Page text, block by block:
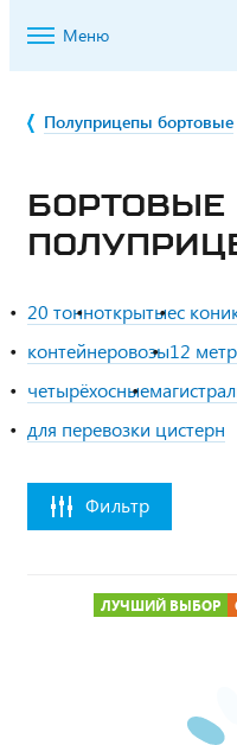
Меню
Полуприцепы бортовые
БОРТОВЫЕ
20 тонноткрытыес
контейнеровозы12
четырёхосные
для перевозки цистерн
Фильтр
ЛУЧШИЙ ВЫБОР